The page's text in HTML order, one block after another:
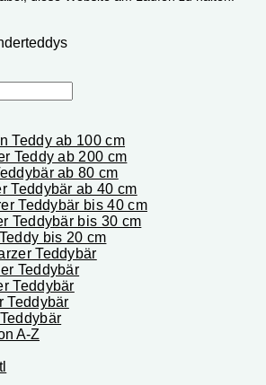
Teddy ab 100 cm
Teddy ab 200 cm
ab 80 cm
Teddybär ab 40 cm
Teddybär bis 40 cm
Teddybär bis 30 cm
bis 20 cm
Teddybär
Teddybär
Teddybär
Teddybär
A-Z